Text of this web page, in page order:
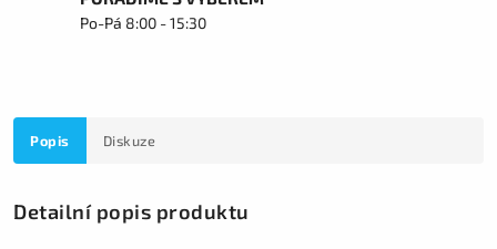
Po-Pá 8:00 - 15:30
Popis Diskuze
Detailní popis produktu